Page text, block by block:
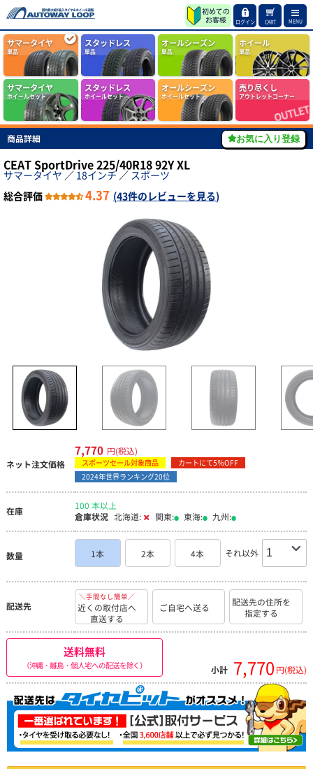
ログイン CART MENU
サマータイヤ
単品
スタッドレス
単品
オールシーズン
単品
ホイール
単品
サマータイヤ
ホイールセット
スタッドレス
ホイールセット
オールシーズン
ホイールセット
売り尽くし
アウトレットコーナー
商品詳細 お気に入り登録
CEAT SportDrive 225/40R18 92Y XL
サマータイヤ ／ 18インチ／ スポーツ
総合評価
4.37 (43件のレビューを見る)
ネット注文価格
7,770 円(税込)
スポーツセール対象商品
カートにて5％OFF
2024年世界ランキング20位
在庫
100 本以上
倉庫状況 北海道: 関東: 東海: 九州:
数量 1本 2本 4本 それ以外
配送先
＼手間なし簡単／
近くの取付店へ
直送する
ご自宅へ送る
配送先の住所を
指定する
送料無料
（沖縄・離島・個人宅への配送を除く） 小計 7,770 円(税込)